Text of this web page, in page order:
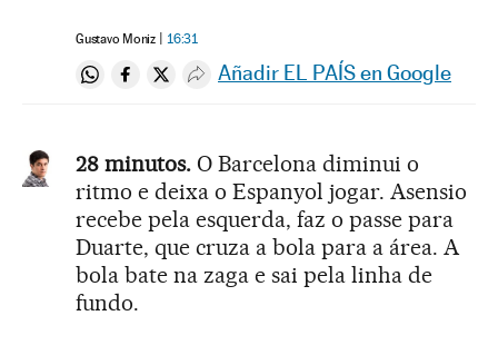
Gustavo Moniz 16:31
Compartir en Whatsapp
Compartir en Facebook
Compartir en Twitter
Desplegar Redes Sociales
Añadir EL PAÍS en Google
28 minutos. O Barcelona diminui o
ritmo e deixa o Espanyol jogar. Asensio
recebe pela esquerda, faz o passe para
Duarte, que cruza a bola para a área. A
bola bate na zaga e sai pela linha de
fundo.